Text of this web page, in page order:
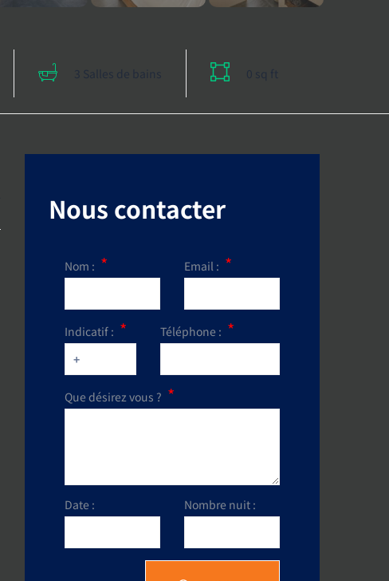
3 Salles de bains 0 sq ft
Nous contacter
Nom : Email :
Indicatif : Téléphone :
Que désirez vous ?
Date : Nombre nuit :